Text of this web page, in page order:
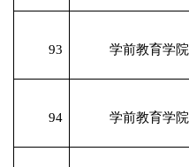
93 学前教育学院
94 学前教育学院